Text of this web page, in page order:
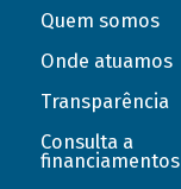
Quem somos
Onde atuamos
Transparência
Consulta a
financiamentos